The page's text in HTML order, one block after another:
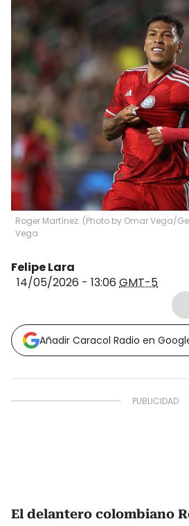
Roger Martínez. (Photo by Omar Vega/
Vega
Felipe Lara
14/05/2026 - 13:06 GMT-5
Añadir Caracol Radio en
El delantero colombiano